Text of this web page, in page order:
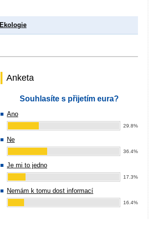
Ekologie
Anketa
Souhlasíte s přijetím eura?
Ano
29.8%
Ne
36.4%
Je mi to jedno
17.3%
Nemám k tomu dost informací
16.4%